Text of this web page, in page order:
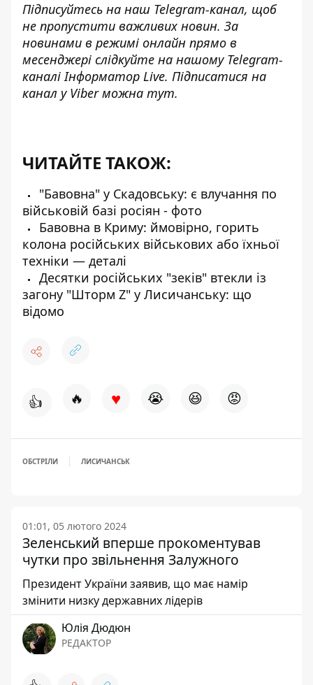
Підписуйтесь на наш Telegram-канал, щоб
не пропустити важливих новин. За
новинами в режимі онлайн прямо в
месенджері слідкуйте на нашому Telegram-
каналіІнформатор Live. Підписатися на
канал у Viber можна тут.
ЧИТАЙТЕ ТАКОЖ:
"Бавовна" у Скадовську: є влучання по
військовій базі росіян - фото
Бавовна в Криму: ймовірно, горить
колона російських військових або їхньої
техніки — деталі
Десятки російських "зеків" втекли із
загону "Шторм Z" у Лисичанську: що
відомо
👍 🔥 ♥ 😭 😆 😡
ОБСТРІЛИ ЛИСИЧАНСЬК
01:01, 05 лютого 2024
Зеленський вперше прокоментував
чутки про звільнення Залужного
Президент України заявив, що має намір
змінити низку державних лідерів
Юлія Дюдюн
РЕДАКТОР